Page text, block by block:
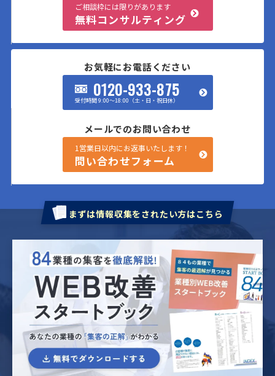
ご相談枠には限りがあります
無料コンサルティング
お気軽にお電話ください
0120-933-875
受付時間 9:00〜18:00（土・日・祝日休）
メールでのお問い合わせ
1営業日以内にお返事いたします！
問い合わせフォーム
まずは情報収集をされたい方はこちら